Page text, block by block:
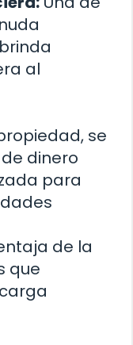
al
se
dinero
para
de la
que